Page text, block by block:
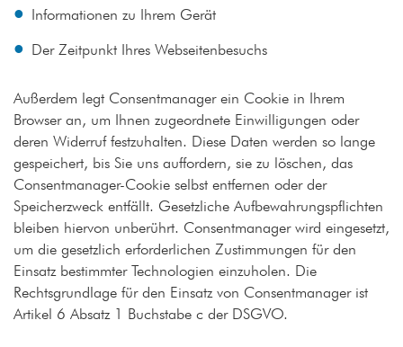
Informationen zu Ihrem Gerät
Der Zeitpunkt Ihres Webseitenbesuchs
Außerdem legt Consentmanager ein Cookie in Ihrem
Browser an, um Ihnen zugeordnete Einwilligungen oder
deren Widerruf festzuhalten. Diese Daten werden so lange
gespeichert, bis Sie uns auffordern, sie zu löschen, das
Consentmanager-Cookie selbst entfernen oder der
Speicherzweck entfällt. Gesetzliche Aufbewahrungspflichten
bleiben hiervon unberührt. Consentmanager wird eingesetzt,
um die gesetzlich erforderlichen Zustimmungen für den
Einsatz bestimmter Technologien einzuholen. Die
Rechtsgrundlage für den Einsatz von Consentmanager ist
Artikel 6 Absatz 1 Buchstabe c der DSGVO.